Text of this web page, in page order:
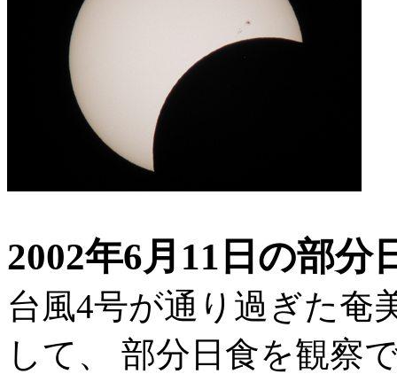
2002年6月11日の部分
台風4号が通り過ぎた奄
して、 部分日食を観察